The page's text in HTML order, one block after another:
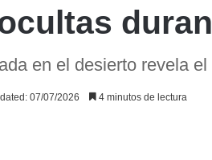
en el desierto revela
07/07/2026 4 minutos de lectura